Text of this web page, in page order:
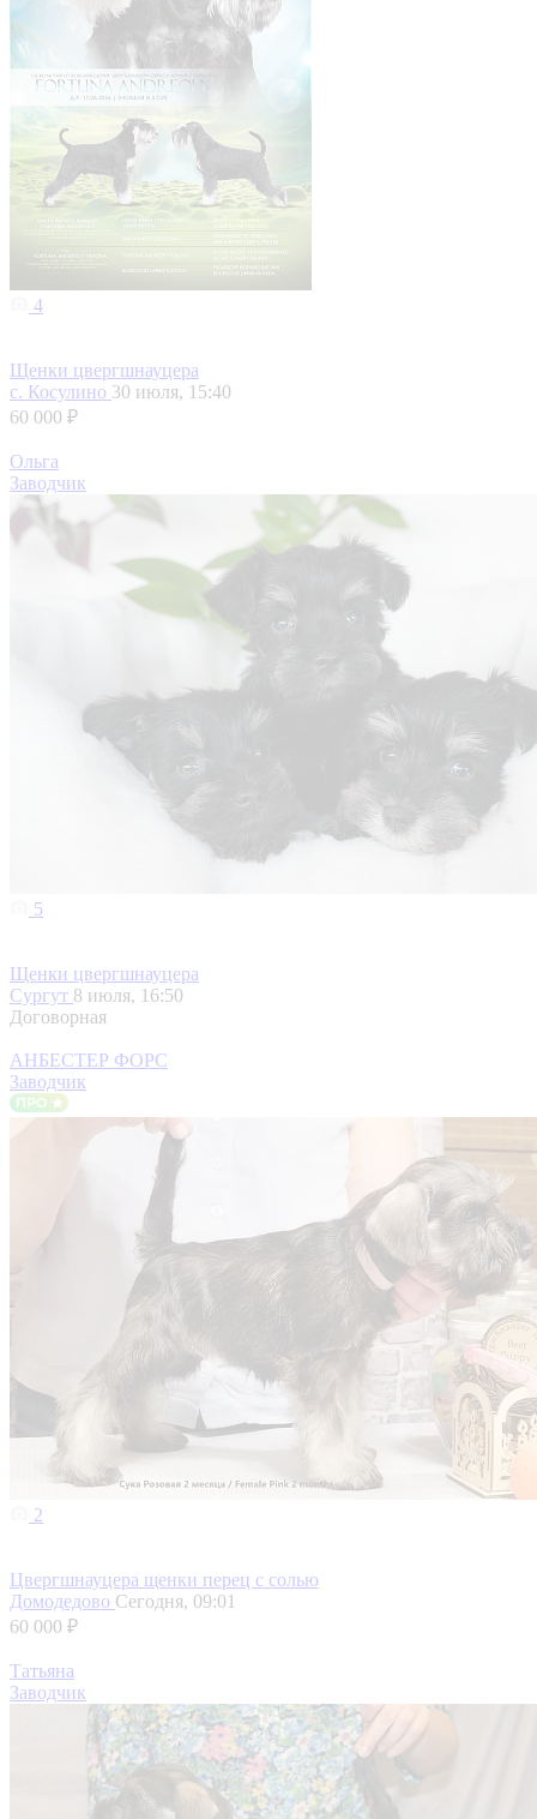
4
Щенки цвергшнауцера
с. Косулино 30 июля, 15:40
60 000 ₽
Ольга
Заводчик
5
Щенки цвергшнауцера
Сургут 8 июля, 16:50
Договорная
АНБЕСТЕР ФОРС
Заводчик
2
Цвергшнауцера щенки перец с солью
Домодедово Сегодня, 09:01
60 000 ₽
Татьяна
Заводчик